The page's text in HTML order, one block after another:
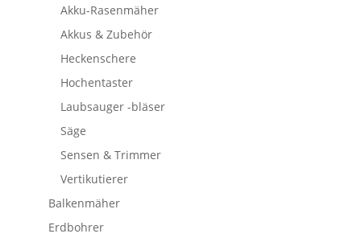
Akku-Rasenmäher
Akkus & Zubehör
Heckenschere
Hochentaster
Laubsauger -bläser
Säge
Sensen & Trimmer
Vertikutierer
Balkenmäher
Erdbohrer